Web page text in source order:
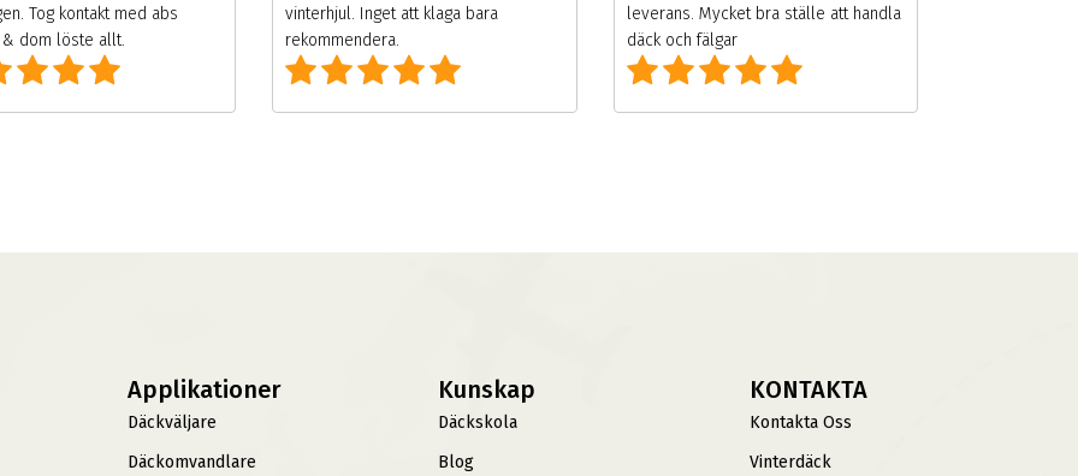
Tog kontakt med abs
dom löste allt.
vinterhjul. Inget att klaga bara
rekommendera.
leverans. Mycket bra ställe att handla
däck och fälgar
Applikationer
Däckväljare
Däckomvandlare
Kunskap
Däckskola
Blog
KONTAKTA
Kontakta Oss
Vinterdäck